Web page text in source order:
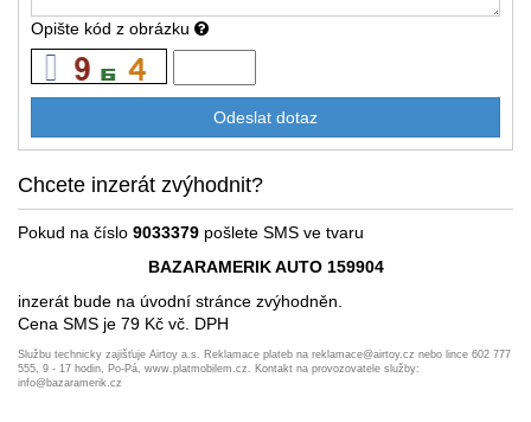
Opište kód z obrázku
Chcete inzerát zvýhodnit?
Pokud na číslo 9033379 pošlete SMS ve tvaru
BAZARAMERIK AUTO 159904
inzerát bude na úvodní stránce zvýhodněn.
Cena SMS je 79 Kč vč. DPH
Službu technicky zajišťuje Airtoy a.s. Reklamace plateb na reklamace@airtoy.cz nebo lince 602 777
555, 9 - 17 hodin, Po-Pá, www.platmobilem.cz. Kontakt na provozovatele služby:
info@bazaramerik.cz